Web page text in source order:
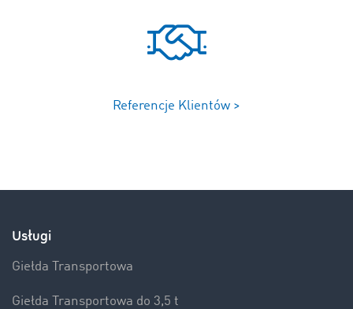
Referencje Klientów >
Usługi
Giełda Transportowa
Giełda Transportowa do 3,5 t